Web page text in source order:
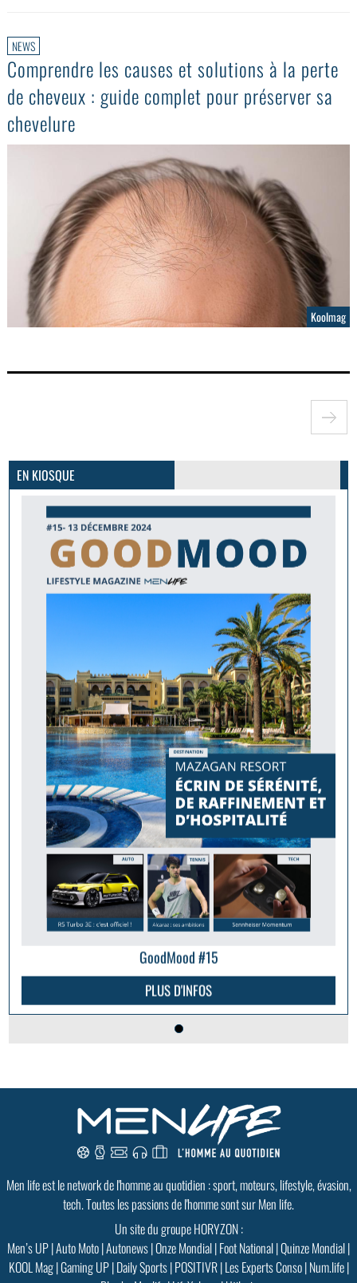
NEWS
Comprendre les causes et solutions à la perte
de cheveux : guide complet pour préserver sa
chevelure
Koolmag
EN KIOSQUE PLUS D'INFOS
GoodMood #15
PLUS D'INFOS
Men life est le network de l'homme au quotidien : sport, moteurs, lifestyle, évasion,
tech. Toutes les passions de l'homme sont sur Men life.
Un site du groupe HORYZON :
Men’s UP|Auto Moto|Autonews|Onze Mondial|Foot National|Quinze Mondial|
KOOL Mag|Gaming UP|Daily Sports|POSITIVR|Les Experts Conso|Num.life|